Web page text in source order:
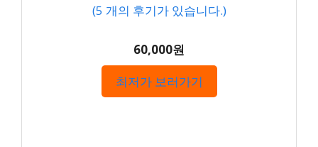
(5 개의 후기가 있습니다.)
60,000원
최저가 보러가기